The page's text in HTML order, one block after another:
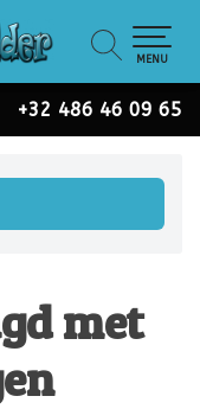
+32 486 46 09 65
MENU
met